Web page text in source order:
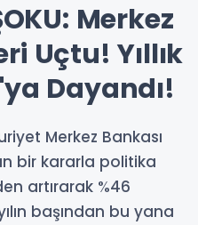
Merkez
Uçtu! Yıllık
Dayandı!
Merkez Bankası
bir kararla politika
artırarak %46
başından bu yana